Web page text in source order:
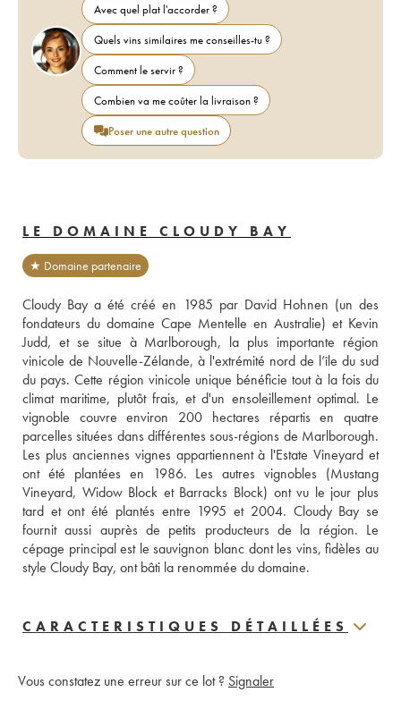
Avec quel plat l'accorder ?
Quels vins similaires me conseilles-tu ?
Comment le servir ?
Combien va me coûter la livraison ?
Poser une autre question
LE DOMAINE CLOUDY BAY
★ Domaine partenaire
Cloudy Bay a été créé en 1985 par David Hohnen (un des
fondateurs du domaine Cape Mentelle en Australie) et Kevin
Judd, et se situe à Marlborough, la plus importante région
vinicole de Nouvelle-Zélande, à l'extrémité nord de l’île du sud
du pays. Cette région vinicole unique bénéficie tout à la fois du
climat maritime, plutôt frais, et d'un ensoleillement optimal. Le
vignoble couvre environ 200 hectares répartis en quatre
parcelles situées dans différentes sous-régions de Marlborough.
Les plus anciennes vignes appartiennent à l'Estate Vineyard et
ont été plantées en 1986. Les autres vignobles (Mustang
Vineyard, Widow Block et Barracks Block) ont vu le jour plus
tard et ont été plantés entre 1995 et 2004. Cloudy Bay se
fournit aussi auprès de petits producteurs de la région. Le
cépage principal est le sauvignon blanc dont les vins, fidèles au
style Cloudy Bay, ont bâti la renommée du domaine.
CARACTERISTIQUES DÉTAILLÉES
Vous constatez une erreur sur ce lot ? Signaler